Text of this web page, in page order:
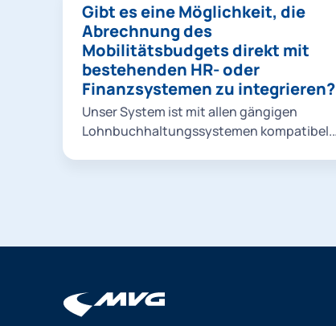
Arbeitgeber eine nachhaltige
Verkehrsstrategie verfolgt und
umweltfreundliche Optionen priorisiert.
Gibt es eine Möglichkeit, die
Abrechnung des
Mobilitätsbudgets direkt mit
bestehenden HR- oder
Finanzsystemen zu integrieren?
Unser System ist mit allen gängigen
Lohnbuchhaltungssystemen kompatibel.